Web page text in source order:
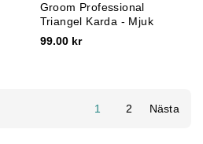
Groom Professional
Triangel Karda - Mjuk
99.00 kr
1 2 Nästa